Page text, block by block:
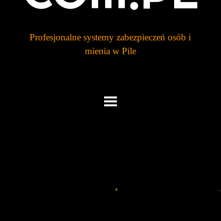
Profesjonalne systemy zabezpieczeń osób i
mienia w Pile